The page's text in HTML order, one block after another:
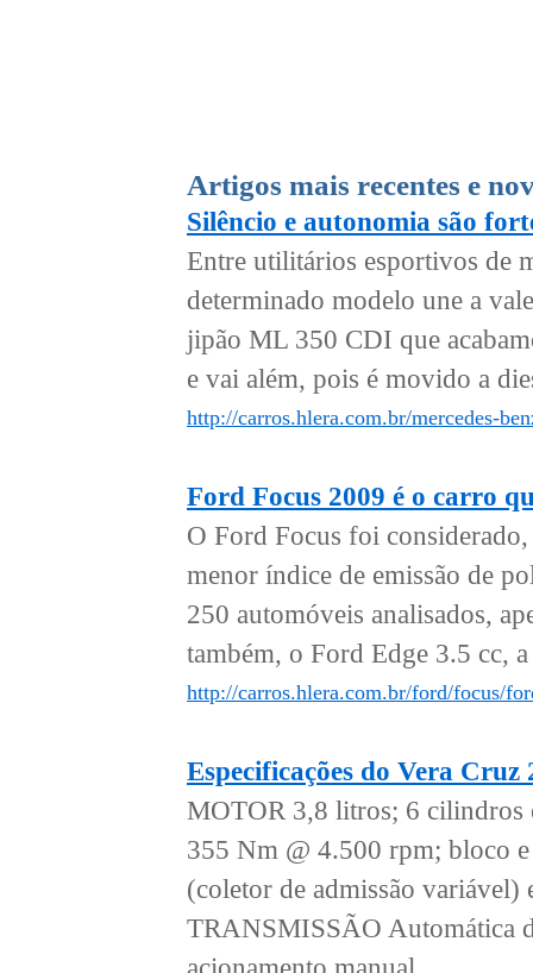
Artigos mais recentes e
Silêncio e autonomia são
Entre utilitários esportivos de
determinado modelo une a
jipão ML 350 CDI que
e vai além, pois é movido a
http://carros.hlera.com.br/mercedes-
Ford Focus 2009 é o carro
O Ford Focus foi
menor índice de emissão de
250 automóveis analisados,
também, o Ford Edge 3.5 cc,
http://carros.hlera.com.br/ford/focus/
Especificações do Vera Cruz
MOTOR 3,8 litros; 6 cilindros
355 Nm @ 4.500 rpm; bloco
(coletor de admissão
TRANSMISSÃO Automática